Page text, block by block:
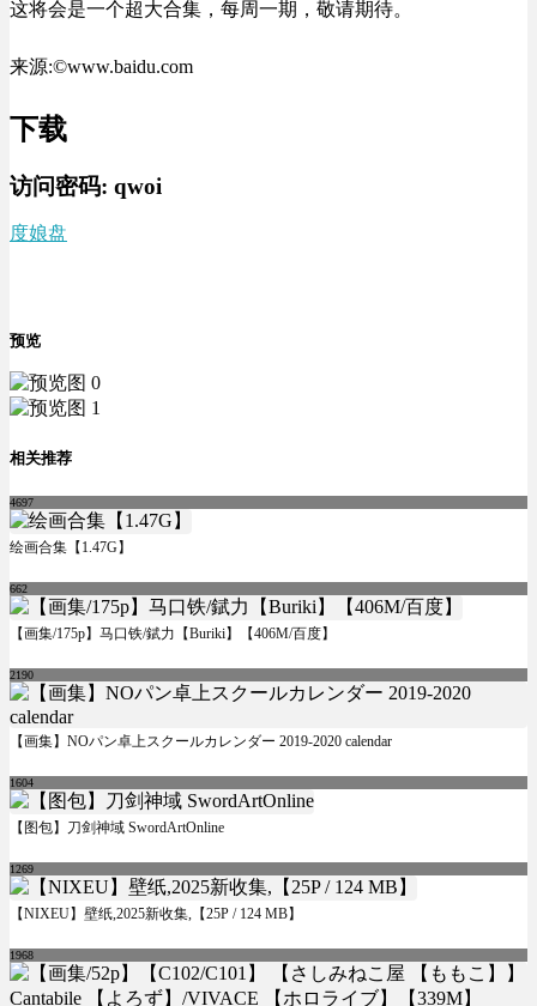
这将会是一个超大合集，每周一期，敬请期待。
来源:©www.baidu.com
下载
访问密码: qwoi
度娘盘
预览
相关推荐
4697
绘画合集【1.47G】
662
【画集/175p】马口铁/錻力【Buriki】【406M/百度】
2190
【画集】NOパン卓上スクールカレンダー 2019-2020 calendar
1604
【图包】刀剑神域 SwordArtOnline
1269
【NIXEU】壁纸,2025新收集,【25P / 124 MB】
1968